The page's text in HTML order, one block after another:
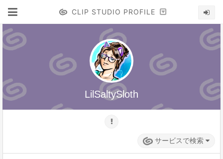
CLIP STUDIO PROFILE
LilSaltySloth
サービスで検索